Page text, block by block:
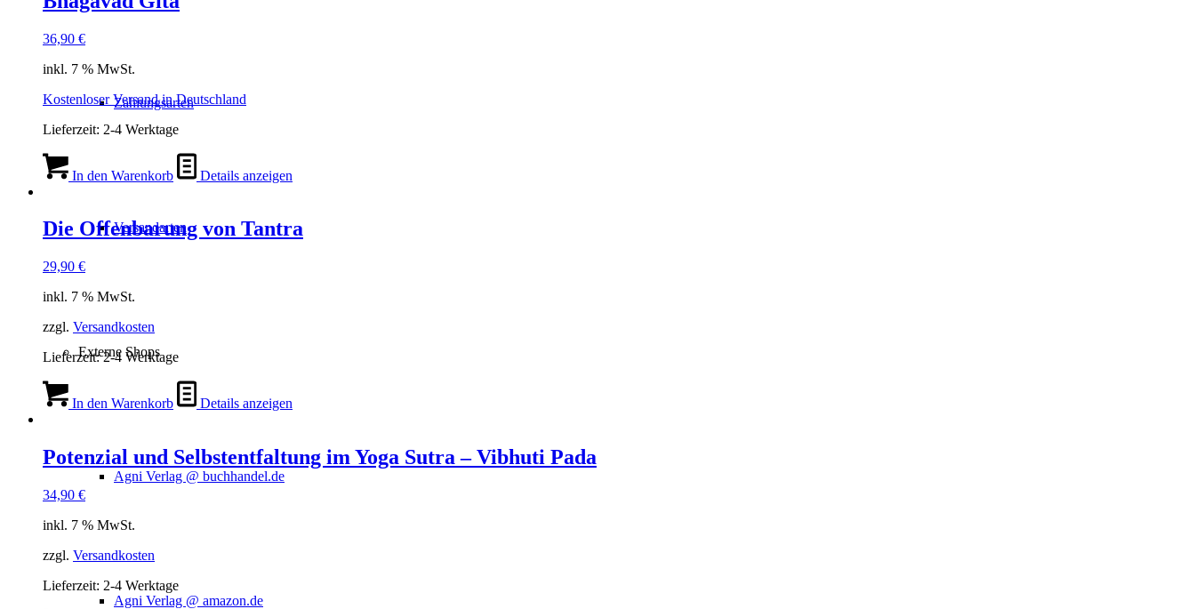
Zahlungsarten
Versandarten
Externe Shops
Agni Verlag @ buchhandel.de
Agni Verlag @ amazon.de
36,90 €
inkl. 7 % MwSt.
Kostenloser Versand in Deutschland
Lieferzeit: 2-4 Werktage
In den Warenkorb Details anzeigen
Die Offenbarung von Tantra
29,90 €
inkl. 7 % MwSt.
zzgl. Versandkosten
Lieferzeit:2-4 Werktage
In den Warenkorb Details anzeigen
Potenzial und Selbstentfaltung im Yoga Sutra – Vibhuti Pada
34,90 €
inkl. 7 % MwSt.
zzgl. Versandkosten
Lieferzeit: 2-4 Werktage